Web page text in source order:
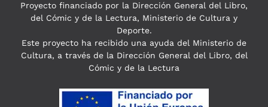
Proyecto financiado por la Dirección General del Libro,
del Cómic y de la Lectura, Ministerio de Cultura y
Deporte.
Este proyecto ha recibido una ayuda del Ministerio de
Cultura, a través de la Dirección General del Libro, del
Cómic y de la Lectura